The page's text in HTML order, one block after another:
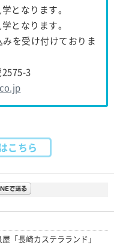
となります。
となります。
を受け付けておりま
3
こちら
「長崎カステラランド」